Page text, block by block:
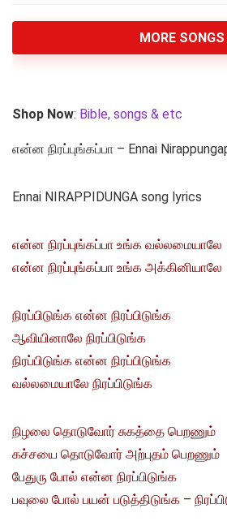
MORE SONGS
Shop Now: Bible, songs & etc
என்ன நிரப்புங்கப்பா – Ennai
Ennai NIRAPPIDUNGA song lyrics
என்ன நிரப்புங்கப்பா உங்க வல்லமையாலே
என்ன நிரப்புங்கப்பா உங்க அக்கினியாலே
நிரப்பிடுங்க என்ன நிரப்பிடுங்க
ஆவியினாலே நிரப்பிடுங்க
நிரப்பிடுங்க என்ன நிரப்பிடுங்க
வல்லமையாலே நிரப்பிடுங்க
நிழலை தொடுவோர் சுகத்தை பெறணும்
கச்சயை தொடுவோர் அற்புதம் பெறணும்
பேதுரு போல் என்ன நிரப்பிடுங்க
பவுலை போல் பயன் படுத்திடுங்க –